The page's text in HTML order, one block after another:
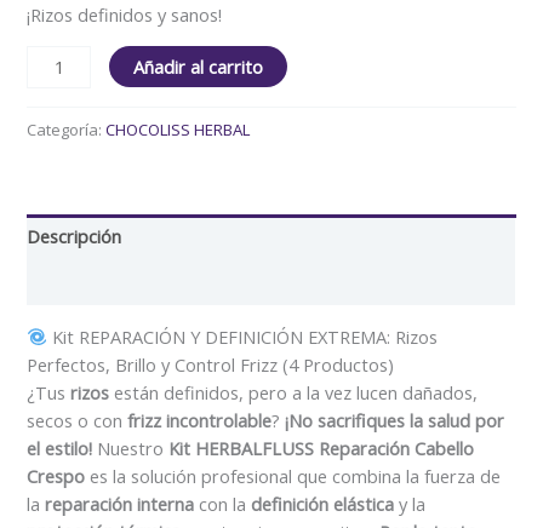
¡Rizos definidos y sanos!
Añadir al carrito
Categoría:CHOCOLISS HERBAL
Descripción
Kit REPARACIÓN Y DEFINICIÓN EXTREMA: Rizos
Perfectos, Brillo y Control Frizz (4 Productos)
¿Tusrizos están definidos, pero a la vez lucen dañados,
secos o confrizz incontrolable?¡No sacrifiques la salud por
el estilo! Nuestro Kit HERBALFLUSS Reparación Cabello
Crespo es la solución profesional que combina la fuerza de
lareparación interna con la definición elástica y la